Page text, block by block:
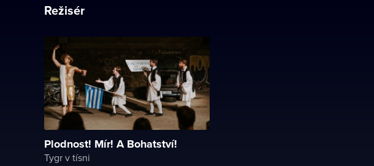
Režisér
Plodnost! Mír! A Bohatství!
Tygr v tísni